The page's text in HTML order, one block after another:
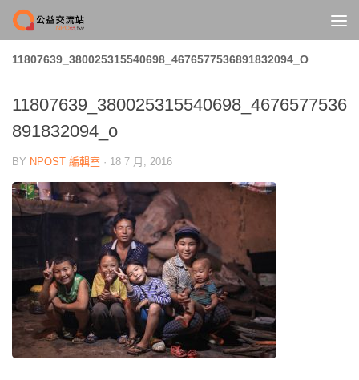
Skip to content
11807639_380025315540698_4676577536891832094_O
11807639_380025315540698_4676577536
891832094_o
BY NPOST 編輯室 · 18 7 月, 2016